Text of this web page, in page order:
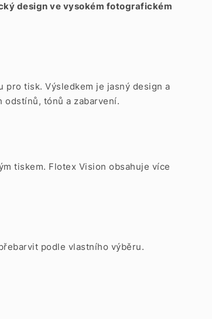
design ve vysokém fotografickém
tisk. Výsledkem je jasný design a
tónů a zabarvení.
tiskem. Flotex Vision obsahuje více
podle vlastního výběru.